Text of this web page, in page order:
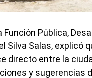
Función Pública,
Silva Salas, explicó
directo entre la
y sugerencias